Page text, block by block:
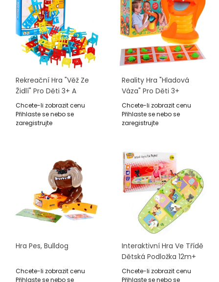
Rekreační Hra "Věž Ze
Židlí" Pro Děti 3+ A
Dospělé + Stavba
Konstrukce
Chcete-li zobrazit cenu
Přihlaste se nebo se
zaregistrujte
Reality Hra "Hladová
Váza" Pro Děti 3+
Rozpoznávání Tvarů +
10 Figurek + 10 Karet +
Zavírací Ústa
Chcete-li zobrazit cenu
Přihlaste se nebo se
zaregistrujte
Hra Pes, Bulldog
Chcete-li zobrazit cenu
Přihlaste se nebo se
Interaktivní Hra Ve Třídě
Dětská Podložka 12m+
Zelená Zvuky 8 Zvířat
Chcete-li zobrazit cenu
Přihlaste se nebo se